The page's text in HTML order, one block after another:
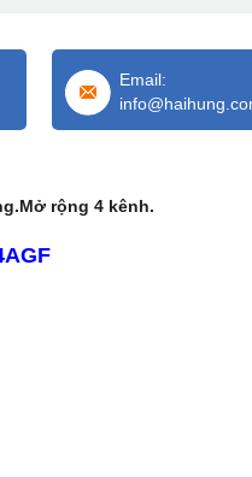
Email:
rộng 4 kênh.